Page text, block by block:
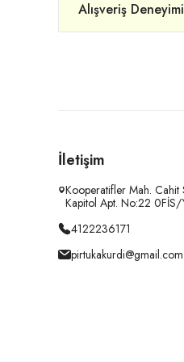
Alışveriş Deneyimi
İletişim
Kooperatifler Mah. Cahit
Kapitol Apt. No:22 0FİS/
4122236171
pirtukakurdi@gmail.com